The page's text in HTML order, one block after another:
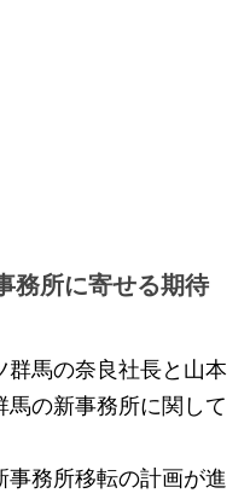
務所に寄せる期待
馬の奈良社長と山本
の新事務所に関して
務所移転の計画が進